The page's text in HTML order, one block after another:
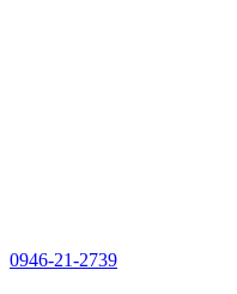
0946-21-2739